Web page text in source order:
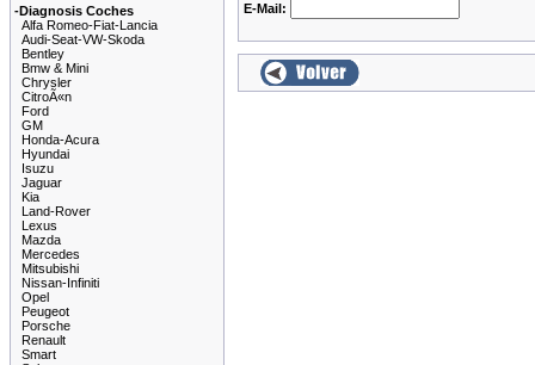
-Diagnosis Coches
Alfa Romeo-Fiat-Lancia
Audi-Seat-VW-Skoda
Bentley
Bmw & Mini
Chrysler
CitroÃ«n
Ford
GM
Honda-Acura
Hyundai
Isuzu
Jaguar
Kia
Land-Rover
Lexus
Mazda
Mercedes
Mitsubishi
Nissan-Infiniti
Opel
Peugeot
Porsche
Renault
Smart
E-Mail: